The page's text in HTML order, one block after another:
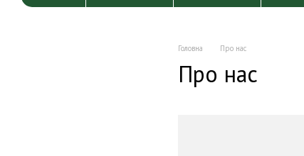
Головна Про нас
Про нас